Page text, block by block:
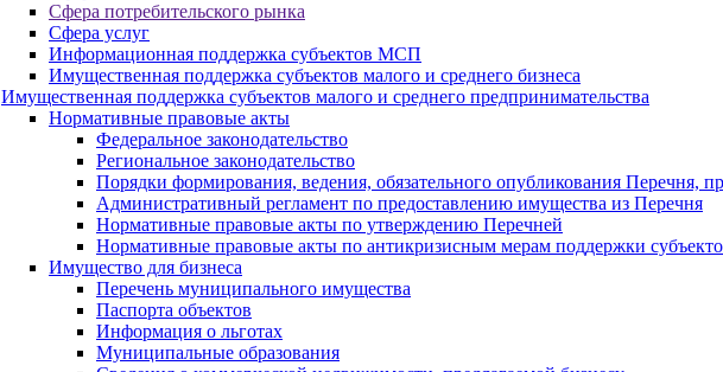
Сфера потребительского рынка
Сфера услуг
Информационная поддержка субъектов МСП
Имущественная поддержка субъектов малого и среднего бизнеса
Имущественная поддержка субъектов малого и среднего предпринимательства
Нормативные правовые акты
Федеральное законодательство
Региональное законодательство
Порядки формирования, ведения, обязательного опубликования Перечня,
Административный регламент по предоставлению имущества из Перечня
Нормативные правовые акты по утверждению Перечней
Нормативные правовые акты по антикризисным мерам поддержки
Имущество для бизнеса
Перечень муниципального имущества
Паспорта объектов
Информация о льготах
Муниципальные образования